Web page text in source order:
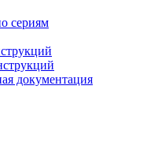
сериям
документация